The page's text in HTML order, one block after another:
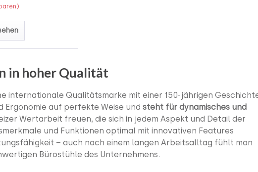
in hoher Qualität
internationale Qualitätsmarke mit einer 150-jährigen
Ergonomie auf perfekte Weise und steht für dynamisches und
Wertarbeit freuen, die sich in jedem Aspekt und Detail der
und Funktionen optimal mit innovativen Features
– auch nach einem langen Arbeitsalltag fühlt man
Bürostühle des Unternehmens.